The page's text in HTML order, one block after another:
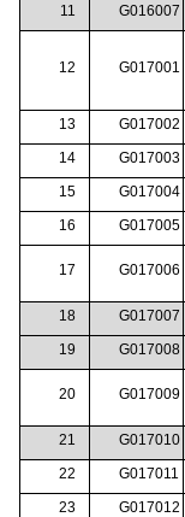
11 G016007
12 G017001
13 G017002
14
G017003
15
G017004
16
G017005
17 G017006
18 G017007
19
G017008
20 G017009
21 G017010
22
G017011
23
G017012